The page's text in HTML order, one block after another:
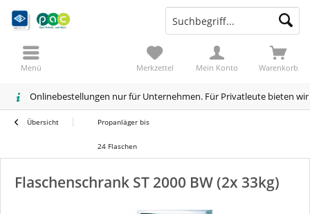
Onlinebestellungen nur für Unternehmen. Für Privatleute bieten
Warenkorb
Merkzettel Mein Konto
Menü
Übersicht Propanläger bis
24 Flaschen
Flaschenschrank ST 2000 BW (2x 33kg)